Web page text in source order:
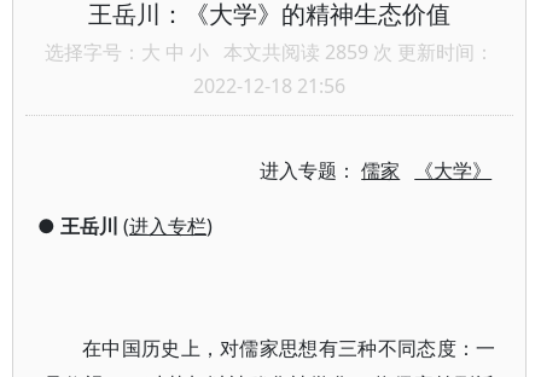
王岳川：《大学》的精神生态价值
选择字号： 大 中 小 本文共阅读 2859 次 更新时间：
2022-12-18 21:56
进入专题：儒家 《大学》
● 王岳川 (进入专栏)
在中国历史上，对儒家思想有三种不同态度：一